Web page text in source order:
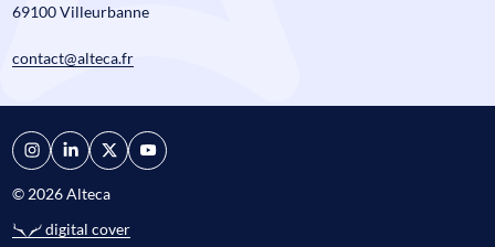
69100 Villeurbanne
contact@alteca.fr
© 2026 Alteca
digital cover